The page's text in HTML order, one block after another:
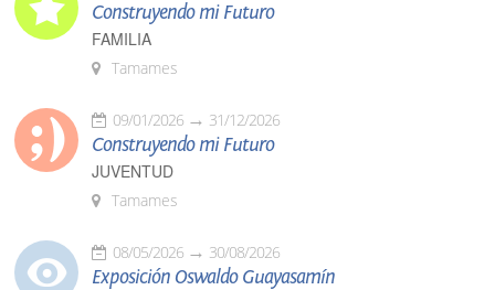
Construyendo mi Futuro
FAMILIA
Tamames
09/01/2026 31/12/2026
Construyendo mi Futuro
JUVENTUD
Tamames
08/05/2026 30/08/2026
Exposición Oswaldo Guayasamín